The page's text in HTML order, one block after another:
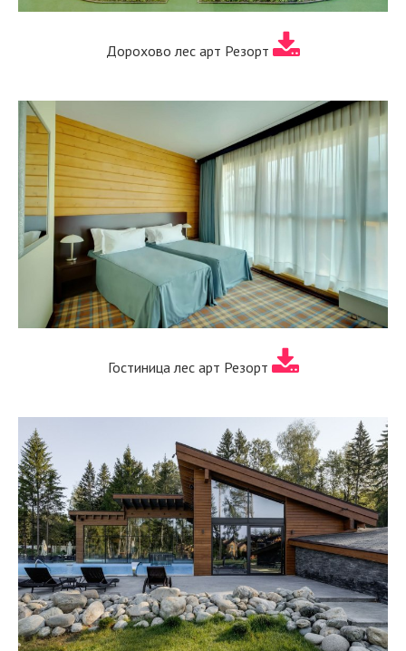
Дорохово лес арт Резорт
Гостиница лес арт Резорт